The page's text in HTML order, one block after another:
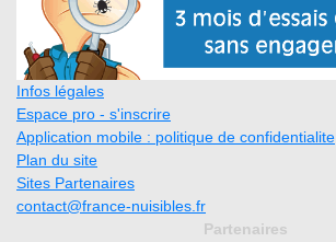
Infos légales
Espace pro - s'inscrire
Application mobile : politique de confidentialite
Plan du site
Sites Partenaires
contact@france-nuisibles.fr
Partenaires